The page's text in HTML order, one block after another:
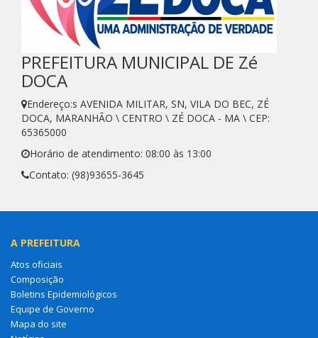
PREFEITURA MUNICIPAL DE Zé
DOCA
Endereço:s AVENIDA MILITAR, SN, VILA DO BEC, ZÉ
DOCA, MARANHÃO \ CENTRO \ ZÉ DOCA - MA \ CEP:
65365000
Horário de atendimento: 08:00 às 13:00
Contato: (98)93655-3645
A PREFEITURA
Atos oficiais
Composição
Boletins Epidemiológicos
Equipe de Governo
Mapa do site